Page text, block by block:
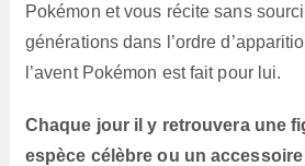
Pokémon et vous récite sans
générations dans l’ordre
l’avent Pokémon est fait pour lui.
Chaque jour il y retrouvera une
espèce célèbre ou un accessoire